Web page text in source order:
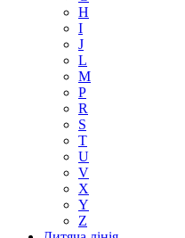
H
I
J
L
M
P
R
S
T
U
V
X
Y
Z